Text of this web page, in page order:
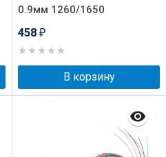
0.9мм 1260/1650
458 ₽
В корзину